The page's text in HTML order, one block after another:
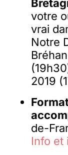
votre
vrai
Notre
2019
de-
Info et